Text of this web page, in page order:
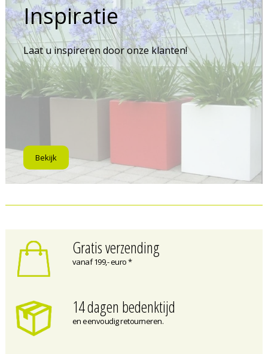
Inspiratie
Laat u inspireren door onze klanten!
Bekijk
Gratis verzending
vanaf 199,- euro *
14 dagen bedenktijd
en eenvoudig retourneren.